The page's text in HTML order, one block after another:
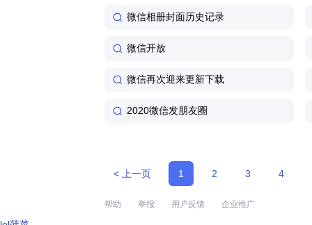
微信相册封面历史记录
微信开放
微信再次迎来更新下载
2020微信发朋友圈
< 上一页 1 2 3 4
帮助 举报 用户反馈 企业推广